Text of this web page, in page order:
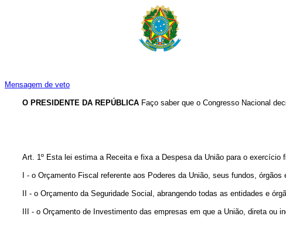
Mensagem de veto
O PRESIDENTE DA REPÚBLICA Faço saber que o Congresso Nacional
Art. 1º Esta lei estima a Receita e fixa a Despesa da União para o exercício
I - o Orçamento Fiscal referente aos Poderes da União, seus fundos,
II - o Orçamento da Seguridade Social, abrangendo todas as entidades e
III - o Orçamento de Investimento das empresas em que a União, direta